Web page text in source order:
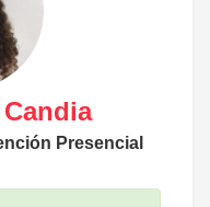
Presencial